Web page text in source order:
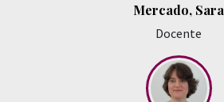
Mercado, Sara
Docente